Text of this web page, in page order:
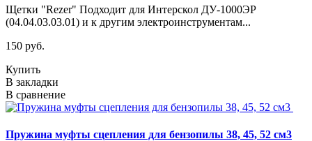
Щетки "Rezer" Подходит для Интерскол ДУ-1000ЭР
(04.04.03.03.01) и к другим электроинструментам...
150 руб.
Купить
В закладки
В сравнение
Пружина муфты сцепления для бензопилы 38, 45, 52 см3